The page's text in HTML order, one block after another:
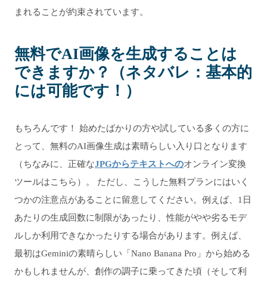
まれることが約束されています。
無料でAI画像を生成することは
できますか？（ネタバレ：基本的
には可能です！）
もちろんです！ 始めたばかりの方や試している多くの方に
とって、無料のAI画像生成は素晴らしい入り口となります
（ちなみに、正確なJPGからテキストへのオンライン変換
ツールはこちら）。 ただし、こうした無料プランにはいく
つかの注意点があることに留意してください。例えば、1日
あたりの生成回数に制限があったり、性能がやや劣るモデ
ルしか利用できなかったりする場合があります。例えば、
最初はGeminiの素晴らしい「Nano Banana Pro」から始める
かもしれませんが、創作の調子に乗ってきた頃（そして利